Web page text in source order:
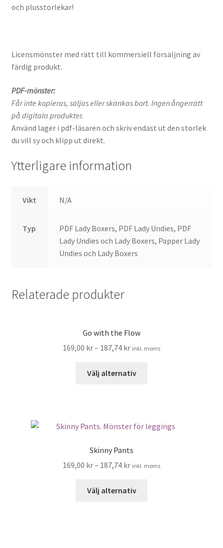
och plusstorlekar!
Licensmönster med rätt till kommersiell försäljning av
färdig produkt.
PDF-mönster:
Får inte kopieras, säljas eller skänkas bort. Ingen ångerrätt
på digitala produkter.
Använd lager i pdf-läsaren och skriv endast ut den storlek
du vill sy och klipp ut direkt.
Ytterligare information
Vikt N/A
Typ
PDF Lady Boxers, PDF Lady Undies, PDF
Lady Undies och Lady Boxers, Papper Lady
Undies och Lady Boxers
Relaterade produkter
Go with the Flow
169,00 kr– 187,74 kr inkl. moms
Välj alternativ
varianter.
alternativen
Skinny Pants
169,00 kr– 187,74 kr inkl. moms
Välj alternativ